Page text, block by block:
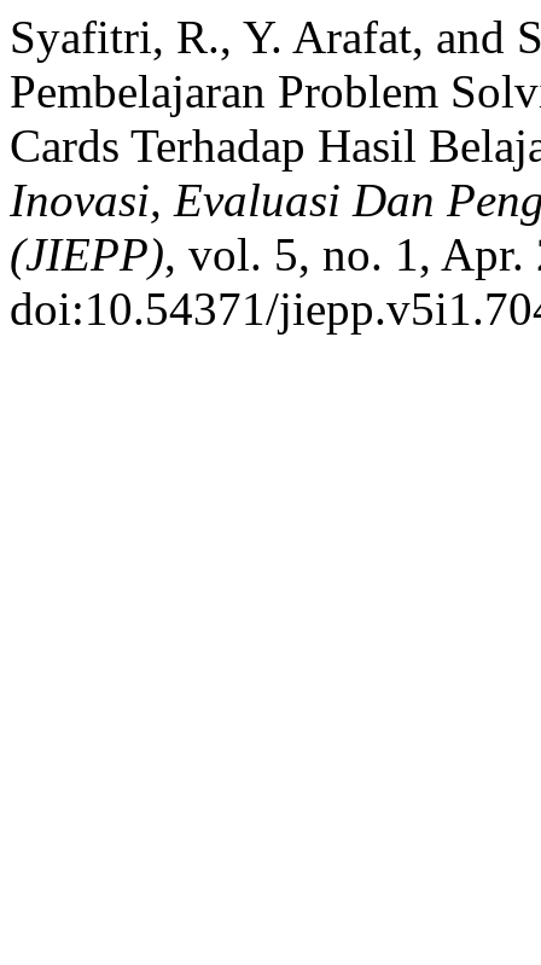
Syafitri, R., Y. Arafat, and
Pembelajaran Problem
Cards Terhadap Hasil
Inovasi, Evaluasi Dan
(JIEPP), vol. 5, no. 1, Apr.
doi:10.54371/